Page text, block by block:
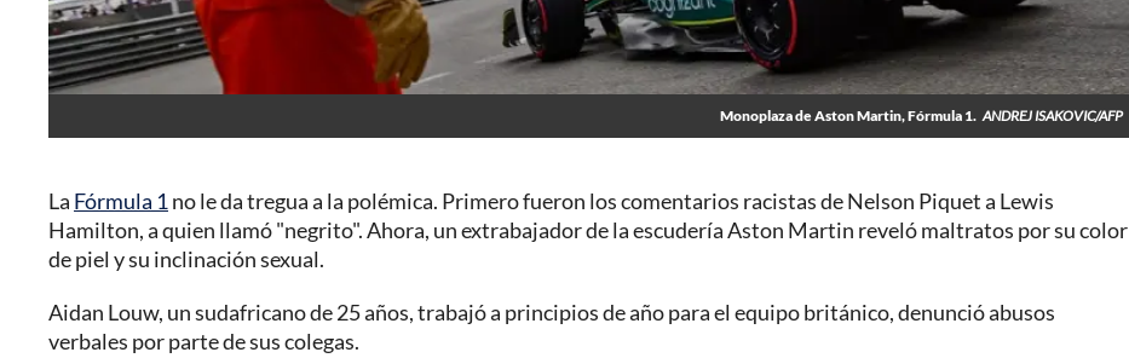
Monoplaza de Aston Martin, Fórmula 1. ANDREJ ISAKOVIC/AFP
La Fórmula 1no le da tregua a la polémica. Primero fueron los comentarios racistas de Nelson Piquet a Lewis
Hamilton, a quien llamó "negrito". Ahora, un extrabajador de la escudería Aston Martin reveló maltratos por su color
de piel y su inclinación sexual.
Aidan Louw, un sudafricano de 25 años, trabajó a principios de año para el equipo británico, denunció abusos
verbales por parte de sus colegas.